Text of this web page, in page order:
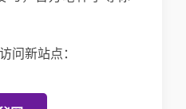
新站点：